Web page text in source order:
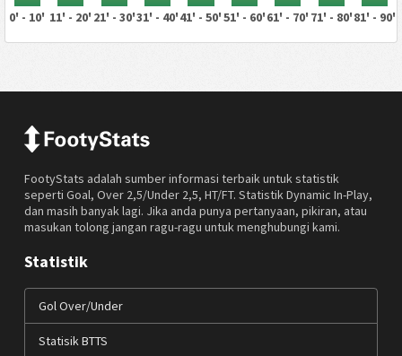
0' - 10' 11' - 20' 21' - 30'31' - 40'41' - 50'51' - 60'61' - 70' 71' - 80'81' - 90'
FootyStats adalah sumber informasi terbaik untuk statistik
seperti Goal, Over 2,5/Under 2,5, HT/FT. Statistik Dynamic In-Play,
dan masih banyak lagi. Jika anda punya pertanyaan, pikiran, atau
masukan tolong jangan ragu-ragu untuk menghubungi kami.
Statistik
Gol Over/Under
Statisik BTTS